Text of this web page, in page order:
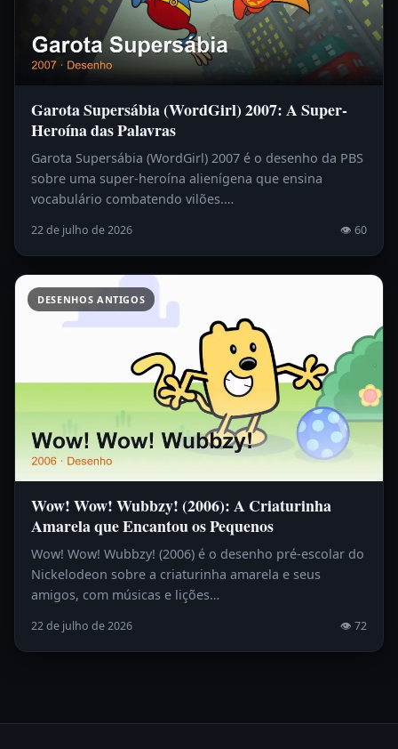
Garota Supersábia (WordGirl) 2007: A Super-
Heroína das Palavras
Garota Supersábia (WordGirl) 2007 é o desenho da PBS
sobre uma super-heroína alienígena que ensina
vocabulário combatendo vilões.…
22 de julho de 2026 👁 60
DESENHOS ANTIGOS
Wow! Wow! Wubbzy! (2006): A Criaturinha
Amarela que Encantou os Pequenos
Wow! Wow! Wubbzy! (2006) é o desenho pré-escolar do
Nickelodeon sobre a criaturinha amarela e seus
amigos, com músicas e lições…
22 de julho de 2026 👁 72